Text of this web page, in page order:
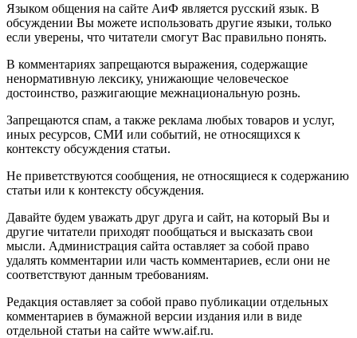
Языком общения на сайте АиФ является русский язык. В
обсуждении Вы можете использовать другие языки, только
если уверены, что читатели смогут Вас правильно понять.
В комментариях запрещаются выражения, содержащие
ненормативную лексику, унижающие человеческое
достоинство, разжигающие межнациональную рознь.
Запрещаются спам, а также реклама любых товаров и услуг,
иных ресурсов, СМИ или событий, не относящихся к
контексту обсуждения статьи.
Не приветствуются сообщения, не относящиеся к содержанию
статьи или к контексту обсуждения.
Давайте будем уважать друг друга и сайт, на который Вы и
другие читатели приходят пообщаться и высказать свои
мысли. Администрация сайта оставляет за собой право
удалять комментарии или часть комментариев, если они не
соответствуют данным требованиям.
Редакция оставляет за собой право публикации отдельных
комментариев в бумажной версии издания или в виде
отдельной статьи на сайте www.aif.ru.